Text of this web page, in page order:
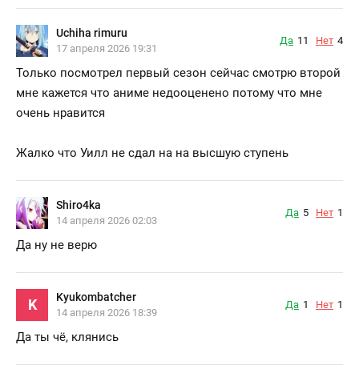
Uchiha rimuru
17 апреля 2026 19:31
Да 11 Нет 4
Только посмотрел первый сезон сейчас смотрю второй
мне кажется что аниме недооценено потому что мне
очень нравится
Жалко что Уилл не сдал на на высшую ступень
Shiro4ka
14 апреля 2026 02:03
Да 5 Нет 1
Да ну не верю
K Kyukombatcher
14 апреля 2026 18:39
Да 1 Нет 1
Да ты чё, клянись